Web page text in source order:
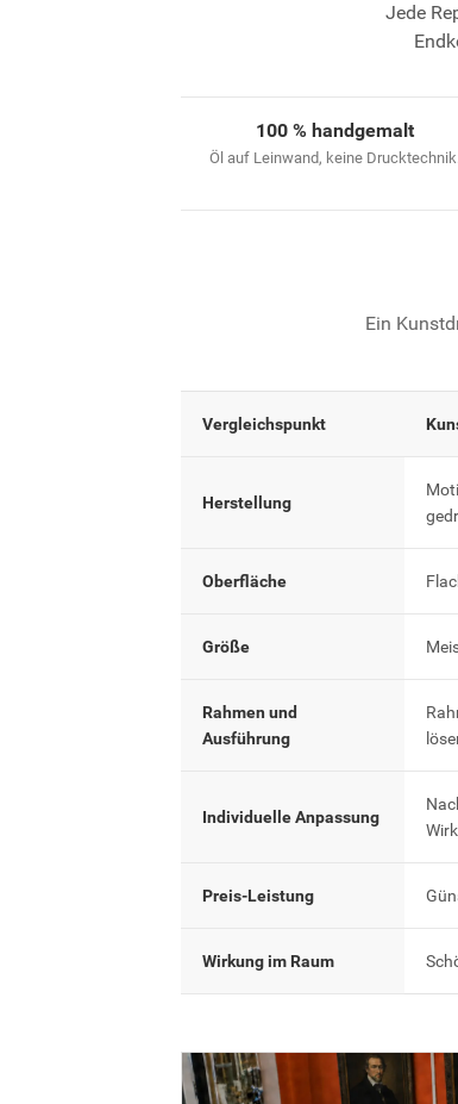
Jede
100 % handgemalt
Öl auf Leinwand, keine
Ein
Vergleichspunkt
Herstellung
Oberfläche
Größe
Rahmen und
Ausführung
Individuelle Anpassung
Preis-Leistung
Wirkung im Raum